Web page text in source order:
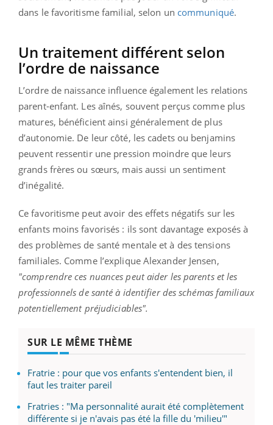
dans le favoritisme familial, selon un communiqué.
Un traitement différent selon
l’ordre de naissance
L’ordre de naissance influence également les relations
parent-enfant. Les aînés, souvent perçus comme plus
matures, bénéficient ainsi généralement de plus
d’autonomie. De leur côté, les cadets ou benjamins
peuvent ressentir une pression moindre que leurs
grands frères ou sœurs, mais aussi un sentiment
d’inégalité.
Ce favoritisme peut avoir des effets négatifs sur les
enfants moins favorisés : ils sont davantage exposés à
des problèmes de santé mentale et à des tensions
familiales. Comme l’explique Alexander Jensen,
"comprendre ces nuances peut aider les parents et les
professionnels de santé à identifier des schémas familiaux
potentiellement préjudiciables".
SUR LE MÊME THÈME
Fratrie : pour que vos enfants s'entendent bien, il
faut les traiter pareil
Fratries : "Ma personnalité aurait été complètement
différente si je n'avais pas été la fille du 'milieu'"